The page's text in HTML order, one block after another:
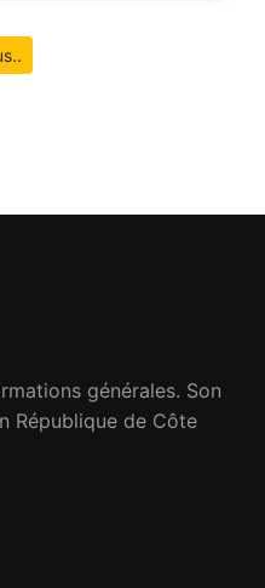
générales. Son
République de Côte